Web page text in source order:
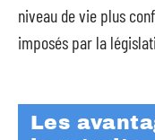
niveau de vie plus
imposés par la
Les